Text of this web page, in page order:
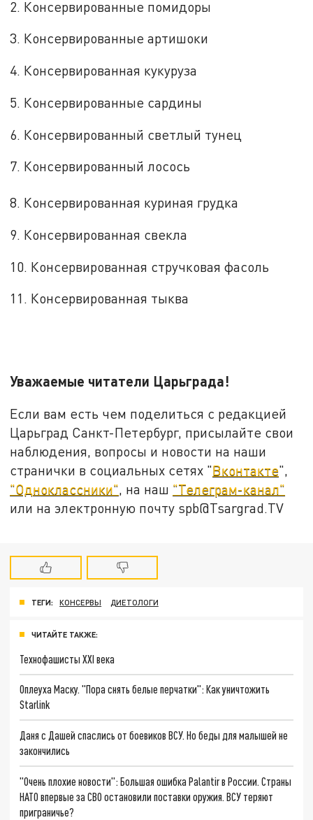
2. Консервированные помидоры
3. Консервированные артишоки
4. Консервированная кукуруза
5. Консервированные сардины
6. Консервированный светлый тунец
7. Консервированный лосось
8. Консервированная куриная грудка
9. Консервированная свекла
10. Консервированная стручковая фасоль
11. Консервированная тыква
Уважаемые читатели Царьграда!
Если вам есть чем поделиться с редакцией
Царьград Санкт-Петербург, присылайте свои
наблюдения, вопросы и новости на наши
странички в социальных сетях "Вконтакте",
"Одноклассники", на наш "Телеграм-канал"
или на электронную почту spb@Tsargrad.TV
ТЕГИ: КОНСЕРВЫ ДИЕТОЛОГИ
ЧИТАЙТЕ ТАКЖЕ:
Технофашисты XXI века
Оплеуха Маску. "Пора снять белые перчатки": Как уничтожить
Starlink
Даня с Дашей спаслись от боевиков ВСУ. Но беды для малышей не
закончились
"Очень плохие новости": Большая ошибка Palantir в России. Страны
НАТО впервые за СВО остановили поставки оружия. ВСУ теряют
приграничье?